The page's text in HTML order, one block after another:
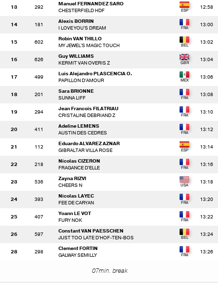
13 292
Manuel FERNANDEZ SARO
CHESTERFIELD HDF
12:58
14 181
Alexis BORRIN
I LOVE YOU'S DREAM
13:00
15 602
Robin VAN THILLO
MY JEWEL'S MAGIC TOUCH
13:02
16 626
Guy WILLIAMS
KERMIT VAN OVERIS Z
13:04
17 499
Luis Alejandro PLASCENCIA O.
PAPILLON D'AMOUR
13:06
18 201
Sara BRIONNE
SUNNA LIFF
13:08
19 294
Jean Francois FILATRIAU
CRISTALINE DEBRIAND Z
13:10
20 411
Adeline LEMENS
AUSTIN DES CEDRES
13:12
21 112
Eduardo ALVAREZ AZNAR
GIBRALTAR VILLA ROSE
13:14
22 218
Nicolas CIZERON
FRAGANCE D'ELLE
13:16
23 536
Zayna RIZVI
CHEERS N
13:18
24 393
Nicolas LAYEC
FEE DE CARYAN
13:20
25 407
Yoann LE VOT
FURY NOK
13:22
26 597
Constant VAN PAESSCHEN
JUST TOO LATE D'HOF-TEN-BOS
13:24
28 298
Clement FORTIN
GALWAY SEMILLY
13:26
07min. break